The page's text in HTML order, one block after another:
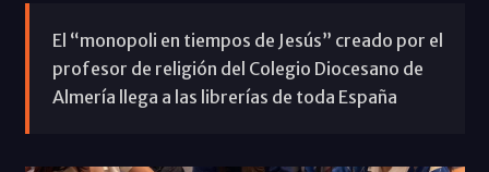
El “monopoli en tiempos de Jesús” creado por el
profesor de religión del Colegio Diocesano de
Almería llega a las librerías de toda España